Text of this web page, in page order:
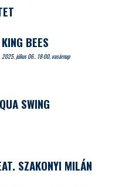
KING BEES
2025. július 06.. 18:00, vasárnap
SWING
SZAKONYI MILÁN